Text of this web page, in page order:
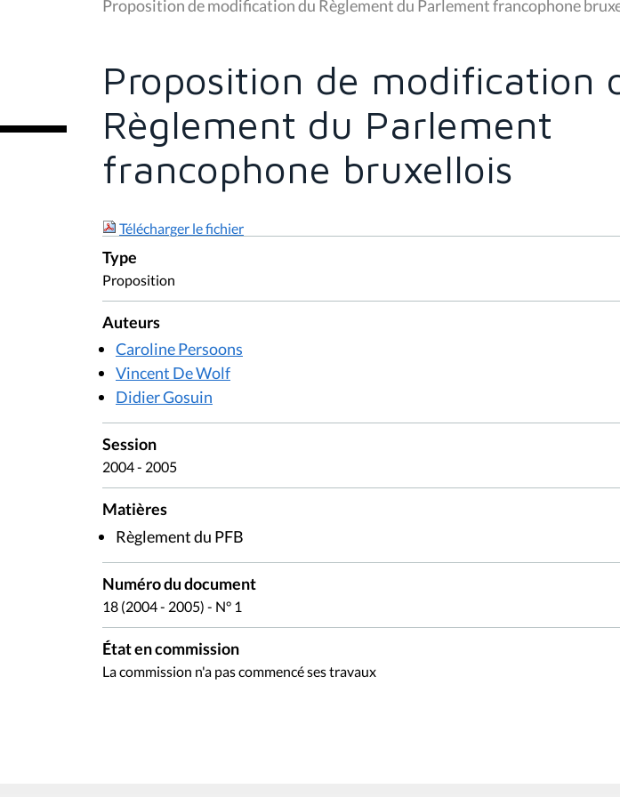
s
s
Proposition de modification du Règlement du Parlement francophone
Proposition de modification
Règlement du Parlement
francophone bruxellois
Télécharger le fichier
Type
Proposition
Auteurs
Caroline Persoons
Vincent De Wolf
Didier Gosuin
Session
2004 - 2005
Matières
Règlement du PFB
Numéro du document
18 (2004 - 2005) - N° 1
État en commission
La commission n'a pas commencé ses travaux